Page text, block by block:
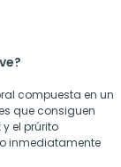
compuesta en un
que consiguen
el prúrito
inmediatamente